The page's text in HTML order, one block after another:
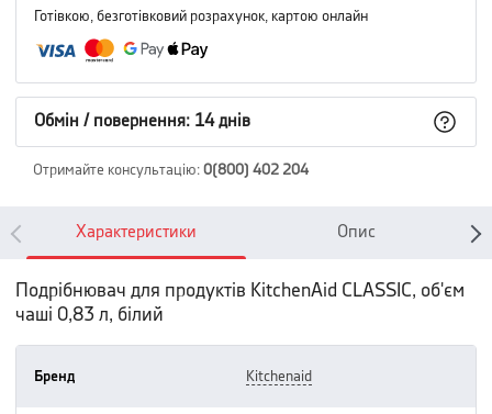
Готівкою, безготівковий розрахунок, картою онлайн
Обмін / повернення: 14 днів
Отримайте консультацію: 0(800) 402 204
Характеристики Опис
Подрібнювач для продуктів KitchenAid CLASSIC, об'єм
чаші 0,83 л, білий
Бренд kitchenaid